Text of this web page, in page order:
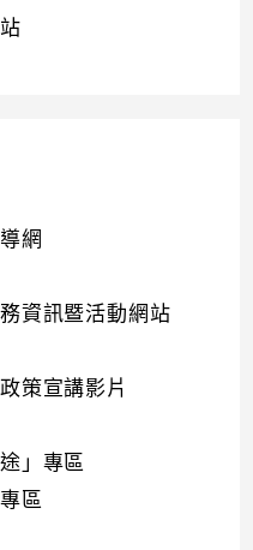
網
資訊暨活動網站
策宣講影片
」專區
區